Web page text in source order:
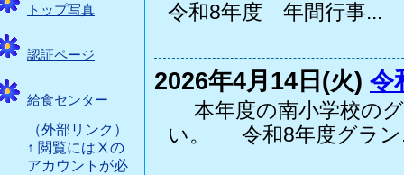
トップ写真
認証ページ
給食センター
（外部リンク）
↑ 閲覧にはⅩの
アカウントが必
令和8年度 年間行事...
2026年4月14日(火) 令
本年度の南小学校の
い。 令和8年度グラン